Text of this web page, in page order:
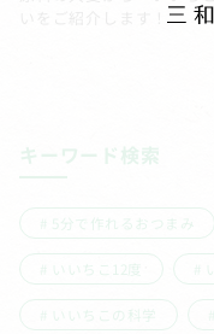
いをご紹介します！
キーワード検索
5分で作れるおつまみ
いいちこ12度
いいちこの科学